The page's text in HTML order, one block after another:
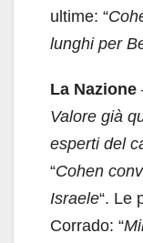
ultime: “
lunghi per
La Nazione
Valore già
esperti del
“Cohen
Israele“. Le
Corrado: “